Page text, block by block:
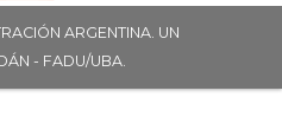
ARGENTINA. UN
- FADU/UBA.